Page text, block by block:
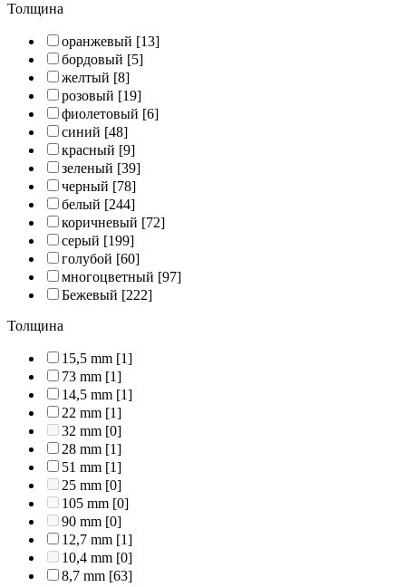
Толщина
оранжевый [13]
бордовый [5]
желтый [8]
розовый [19]
фиолетовый [6]
синий [48]
красный [9]
зеленый [39]
черный [78]
белый [244]
коричневый [72]
серый [199]
голубой [60]
многоцветный [97]
Бежевый [222]
Толщина
15,5 mm [1]
73 mm [1]
14,5 mm [1]
22 mm [1]
32 mm [0]
28 mm [1]
51 mm [1]
25 mm [0]
105 mm [0]
90 mm [0]
12,7 mm [1]
10,4 mm [0]
8,7 mm [63]